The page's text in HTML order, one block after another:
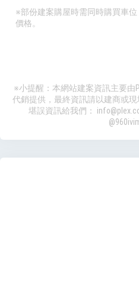
※部份建案購屋時需同時購買車
價格。
※小提醒：本網站建案資訊主要由
代銷提供，最終資訊請以建商或
堪誤資訊給我們：